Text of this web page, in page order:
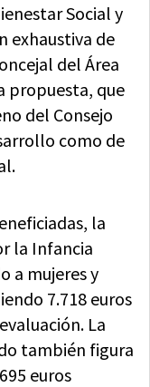
Social y
exhaustiva de
del Área
propuesta, que
del Consejo
como de
la
la Infancia
a mujeres y
7.718 euros
La
también figura
euros